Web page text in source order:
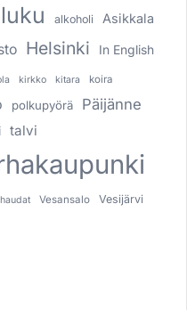
alkoholi Asikkala
Helsinki In English
kirkko kitara koira
polkupyörä Päijänne
talvi
Vesansalo Vesijärvi